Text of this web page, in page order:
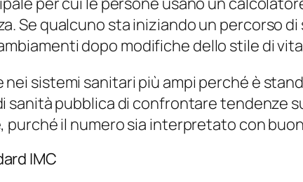
Se qualcuno sta iniziando un percorso
dopo modifiche dello stile di
nei sistemi sanitari più ampi perché è
sanità pubblica di confrontare tendenze
purché il numero sia interpretato con
IMC